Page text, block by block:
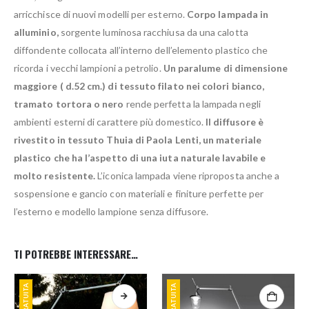
arricchisce di nuovi modelli per esterno. Corpo lampada in
alluminio,sorgente luminosa racchiusa da una calotta
diffondente collocata all’interno dell’elemento plastico che
ricorda i vecchi lampioni a petrolio. Un paralume di dimensione
maggiore ( d.52 cm.) di tessuto filato nei colori bianco,
tramato tortora o nero rende perfetta la lampada negli
ambienti esterni di carattere più domestico. Il diffusore è
rivestito in tessuto Thuia di Paola Lenti, un materiale
plastico che ha l’aspetto di una iuta naturale lavabile e
molto resistente.L’iconica lampada viene riproposta anche a
sospensione e gancio con materiali e finiture perfette per
l’esterno e modello lampione senza diffusore.
TI POTREBBE INTERESSARE…